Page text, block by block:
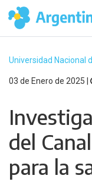
Universidad Nacional
03 de Enero de 2025 |
del
para la